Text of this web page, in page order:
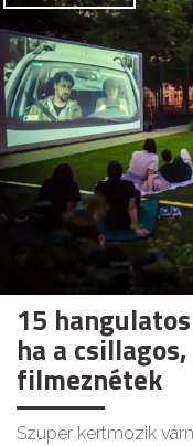
15
ha a
filmeznétek
Szuper kertmozik